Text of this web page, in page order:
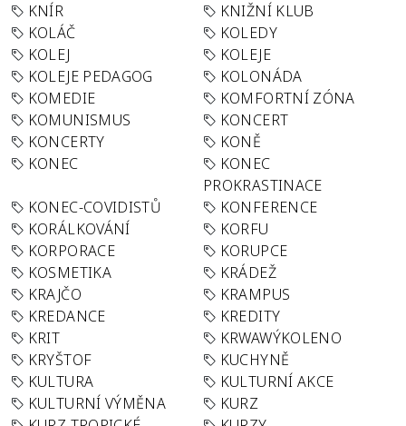
KNÍR
KNIŽNÍ KLUB
KOLÁČ
KOLEDY
KOLEJ
KOLEJE
KOLEJE PEDAGOG
KOLONÁDA
KOMEDIE
KOMFORTNÍ ZÓNA
KOMUNISMUS
KONCERT
KONCERTY
KONĚ
KONEC
KONEC
PROKRASTINACE
KONEC-COVIDISTŮ
KONFERENCE
KORÁLKOVÁNÍ
KORFU
KORPORACE
KORUPCE
KOSMETIKA
KRÁDEŽ
KRAJČO
KRAMPUS
KREDANCE
KREDITY
KRIT
KRWAWÝKOLENO
KRYŠTOF
KUCHYNĚ
KULTURA
KULTURNÍ AKCE
KULTURNÍ VÝMĚNA
KURZ